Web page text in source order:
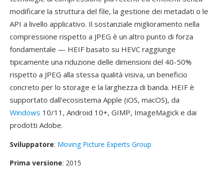
modificare la struttura del file, la gestione dei metadati o le
API a livello applicativo. Il sostanziale miglioramento nella
compressione rispetto a JPEG è un altro punto di forza
fondamentale — HEIF basato su HEVC raggiunge
tipicamente una riduzione delle dimensioni del 40-50%
rispetto a JPEG alla stessa qualità visiva, un beneficio
concreto per lo storage e la larghezza di banda. HEIF è
supportato dall'ecosistema Apple (iOS, macOS), da
Windows 10/11, Android 10+, GIMP, ImageMagick e dai
prodotti Adobe.
Sviluppatore: Moving Picture Experts Group
Prima versione: 2015